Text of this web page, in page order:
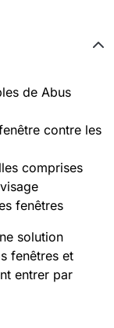
de Abus
contre les
comprises
fenêtres
solution
fenêtres et
entrer par